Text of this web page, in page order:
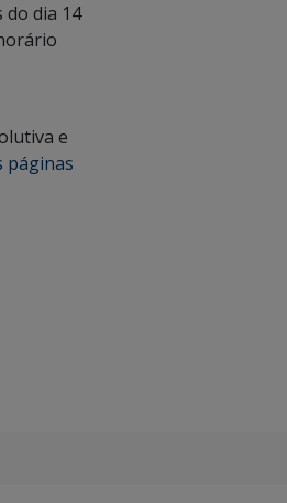
dia 14
e
páginas